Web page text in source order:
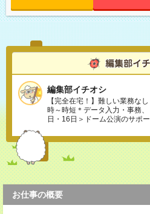
編集部イチオシ
【完全在宅！】難しい業務な
時～時短＊データ入力・事務
日・16日＞ドーム公演のサポ
お仕事の概要